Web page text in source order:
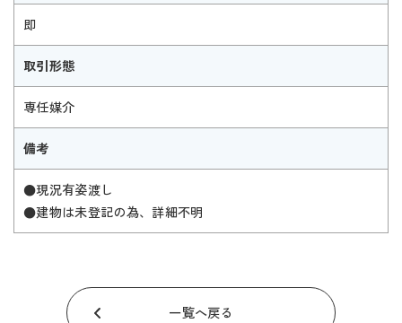
即
取引形態
専任媒介
備考
●現況有姿渡し
●建物は未登記の為、詳細不明
一覧へ戻る